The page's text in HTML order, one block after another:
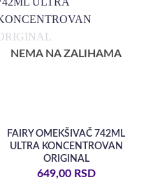
NEMA NA ZALIHAMA
FAIRY OMEKŠIVAČ 742ML
ULTRA KONCENTROVAN
ORIGINAL
649,00 RSD